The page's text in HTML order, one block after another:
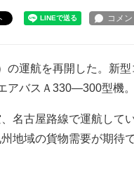
運航を再開した。新型
アバスＡ330―300型機。
古屋路線で運航して
地域の貨物需要が期待